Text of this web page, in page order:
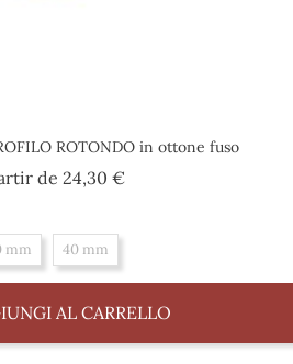
ROTONDO in ottone fuso
de 24,30 €Prezzo
mm 40 mm
AL CARRELLO